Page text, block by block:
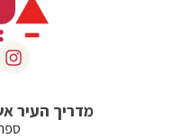
מדריך העיר